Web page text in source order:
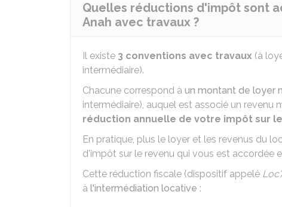
Quelles réductions d'impôt sont
Anah avec travaux ?
Il existe 3 conventions avec travaux (à
intermédiaire).
Chacune correspond à un montant de loyer
intermédiaire), auquel est associé un revenu
réduction annuelle de votre impôt sur
En pratique, plus le loyer et les revenus du
d'impôt sur le revenu qui vous est accordée
Cette réduction fiscale (dispositif appelé
à l'intermédiation locative :